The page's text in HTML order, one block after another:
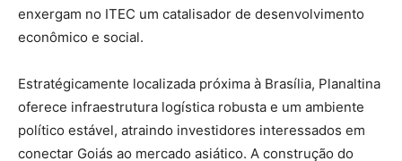
enxergam no ITEC um catalisador de desenvolvimento
econômico e social.
Estratégicamente localizada próxima à Brasília, Planaltina
oferece infraestrutura logística robusta e um ambiente
político estável, atraindo investidores interessados em
conectar Goiás ao mercado asiático. A construção do